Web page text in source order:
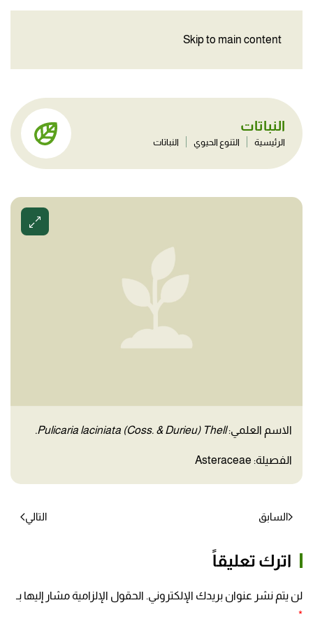
Skip to main content
النباتات
الرئيسية التنوع الحيوي النباتات
الاسم العلمي:Pulicaria laciniata (Coss. & Durieu) Thell.
الفصيلة: Asteraceae
السابق التالي
اترك تعليقاً
لن يتم نشر عنوان بريدك الإلكتروني. الحقول الإلزامية مشار إليها بـ
*